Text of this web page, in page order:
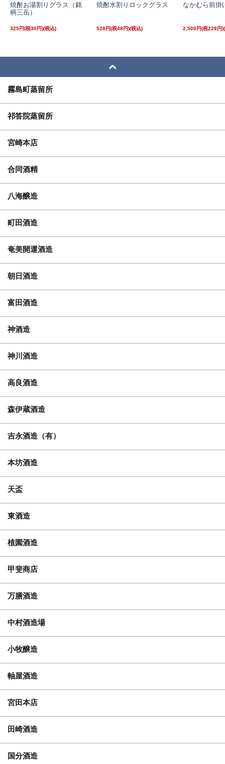
焼酎お湯割りグラス（銘
柄三岳）
325円(税30円)
焼酎水割りロックグラス
528円(税48円)
なかむら前掛
2,500円(税228円)
霧島町蒸留所
祁答院蒸留所
宮崎本店
合同酒精
八海醸造
町田酒造
奄美開運酒造
朝日酒造
富田酒造
神酒造
神川酒造
高良酒造
森伊蔵酒造
吉永酒造（有）
本坊酒造
天盃
東酒造
植園酒造
甲斐商店
万膳酒造
中村酒造場
小牧醸造
軸屋酒造
宮田本店
田崎酒造
国分酒造